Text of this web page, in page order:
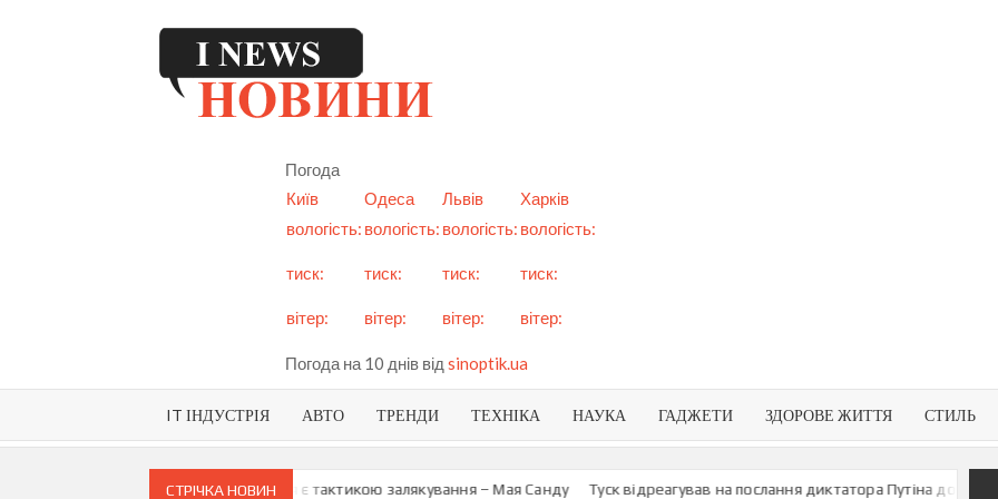
Погода
Київ
Одеса Львів
Харків
вологість:
тиск:
вітер:
вологість:
тиск:
вітер:
вологість:
тиск:
вітер:
вологість:
тиск:
вітер:
Погода на 10 днів від sinoptik.ua
IT ІНДУСТРІЯ АВТО ТРЕНДИ ТЕХНІКА НАУКА ГАДЖЕТИ ЗДОРОВЕ ЖИТТЯ СТИЛЬ
СТРІЧКА НОВИН
можливу анексію Придністров’я є тактикою залякування – Мая Санду Туск відреагував на послання диктатора Путіна до росіян